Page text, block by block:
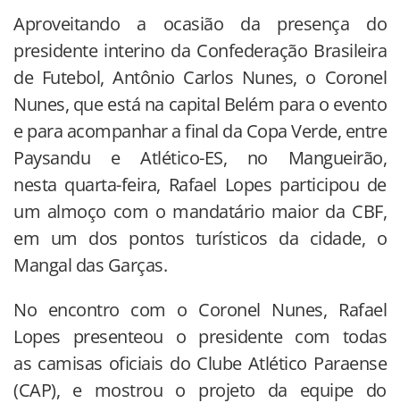
Aproveitando a ocasião da presença do
presidente interino da Confederação Brasileira
de Futebol, Antônio Carlos Nunes, o Coronel
Nunes, que está na capital Belém para o evento
e para acompanhar a final da Copa Verde, entre
Paysandu e Atlético-ES, no Mangueirão,
nesta quarta-feira, Rafael Lopes participou de
um almoço com o mandatário maior da CBF,
em um dos pontos turísticos da cidade, o
Mangal das Garças.
No encontro com o Coronel Nunes, Rafael
Lopes presenteou o presidente com todas
as camisas oficiais do Clube Atlético Paraense
(CAP), e mostrou o projeto da equipe do